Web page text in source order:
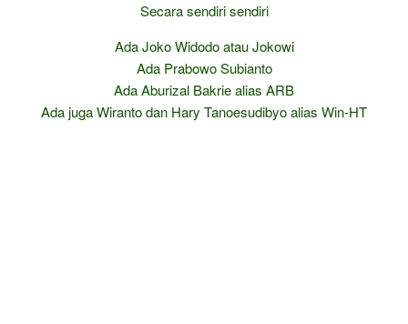
Secara sendiri sendiri
Ada Joko Widodo atau Jokowi
Ada Prabowo Subianto
Ada Aburizal Bakrie alias ARB
Ada juga Wiranto dan Hary Tanoesudibyo alias Win-HT